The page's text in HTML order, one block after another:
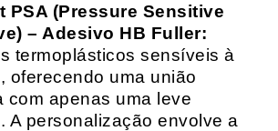
PSA (Pressure Sensitive
– Adesivo HB Fuller:
termoplásticos sensíveis à
oferecendo uma união
com apenas uma leve
A personalização envolve a